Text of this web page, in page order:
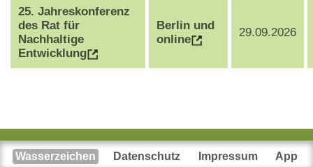
25. Jahreskonferenz
des Rat für
Nachhaltige
Entwicklung
Berlin und
online
29.09.2026
Wasserzeichen Datenschutz Impressum App